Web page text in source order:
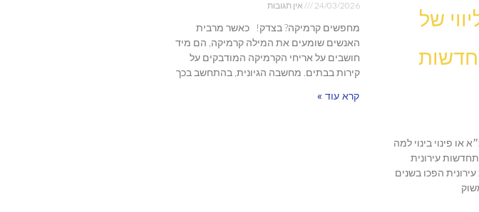
של
או פינוי בינוי למה
עירונית
הפכו בשנים
24/03/2026 אין תגובות
מחפשים קרמיקה? בצדק! כאשר מרבית
האנשים שומעים את המילה קרמיקה, הם מיד
חושבים על אריחי הקרמיקה המודבקים על
קירות בבתים. מחשבה הגיונית, בהתחשב בכך
קרא עוד »